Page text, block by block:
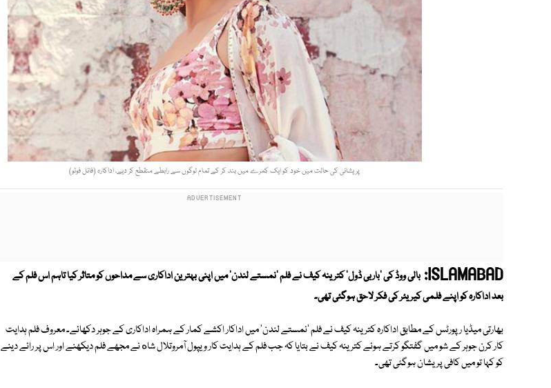
پریشانی کی حالت میں خود کو ایک کمرے میں بند کر کے تمام لوگوں سے رابطے منقطع کر دیے، اداکارہ (فائل فوٹو)
ISLAMABAD: بالی ووڈ کی 'باربی ڈول' کترینہ کیف نے فلم 'نمستے لندن' میں اپنی بہترین اداکاری سے مداحوں کو متاثر کیا تاہم اس فلم کے
بعد اداکارہ کو اپنے فلمی کیریئر کی فکر لاحق ہوگئی تھی۔
بھارتی میڈیا رپورٹس کے مطابق اداکارہ کترینہ کیف نے فلم 'نمستے لندن' میں اداکار اکشے کمار کے ہمراہ اداکاری کے جوہر دکھائے۔ معروف فلم ہدایت
کار کرن جوہر کے شو میں گفتگو کرتے ہوئے کترینہ کیف نے بتایا کہ جب فلم کے ہدایت کار ویپول آمروتلال شاه نے مجھے فلم دیکھنے اور اس پر رائے دینے
کو کہا تو میں کافی پریشان ہوگئی تھی۔